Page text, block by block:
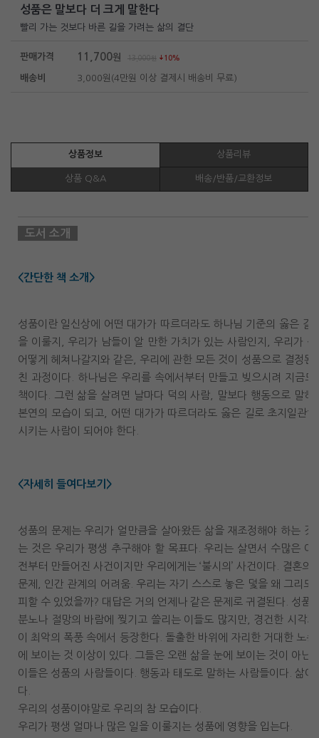
성품은 말보다 더 크게 말한다
빨리 가는 것보다 바른 길을 가려는 삶의 결단
판매가격 11,700원 13,000원 10%
배송비 3,000원(4만원 이상 결제시 배송비 무료)
상품정보 상품리뷰
상품 Q&A 배송/반품/교환정보
도서 소개
<간단한 책 소개>
성품이란 일신상에 어떤 대가가 따르더라도 하나님 기준의 옳은
을 이룰지, 우리가 남들이 알 만한 가치가 있는 사람인지, 우리가
어떻게 헤쳐나갈지와 같은, 우리에 관한 모든 것이 성품으로 결정
친 과정이다. 하나님은 우리를 속에서부터 만들고 빚으시려 지금
책이다. 그런 삶을 살려면 날마다 덕의 사람, 말보다 행동으로 말
본연의 모습이 되고, 어떤 대가가 따르더라도 옳은 길로 초지일관
시키는 사람이 되어야 한다.
<자세히 들여다보기>
성품의 문제는 우리가 얼만큼을 살아왔든 삶을 재조정해야 하는
는 것은 우리가 평생 추구해야 할 목표다. 우리는 살면서 수많은
전부터 만들어진 사건이지만 우리에게는 ‘불시의’ 사건이다. 결혼
문제, 인간 관계의 어려움. 우리는 자기 스스로 놓은 덫을 왜 그리
피할 수 있었을까? 대답은 거의 언제나 같은 문제로 귀결된다. 성품.
분노나 절망의 바람에 찢기고 쓸리는 이들도 많지만, 경건한 시각
이 최악의 폭풍 속에서 등장한다. 돌출한 바위에 자리한 거대한 노
에 보이는 것 이상이 있다. 그들은 오랜 삶을 눈에 보이는 것이 아닌
이들은 성품의 사람들이다. 행동과 태도로 말하는 사람들이다. 삶
다.
우리의 성품이야말로 우리의 참 모습이다.
우리가 평생 얼마나 많은 일을 이룰지는 성품에 영향을 입는다.